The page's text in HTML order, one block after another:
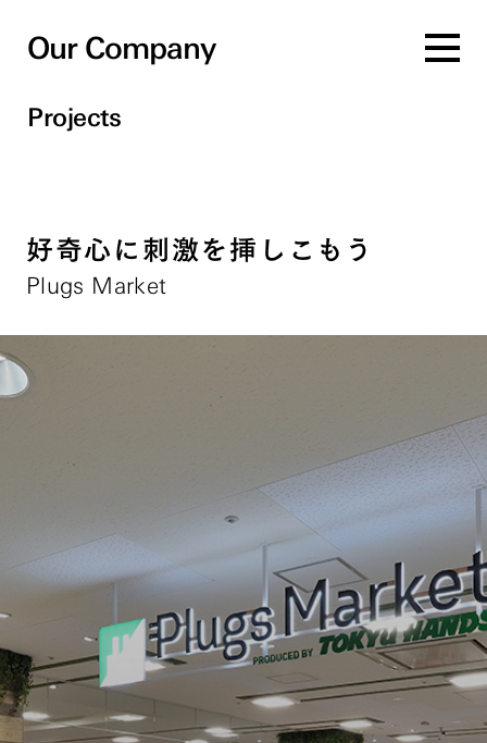
Our Company
Projects
好奇心に刺激を挿しこもう
Plugs Market